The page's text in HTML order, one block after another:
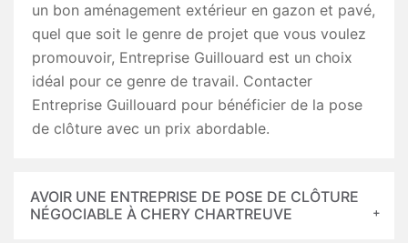
un bon aménagement extérieur en gazon et pavé,
quel que soit le genre de projet que vous voulez
promouvoir, Entreprise Guillouard est un choix
idéal pour ce genre de travail. Contacter
Entreprise Guillouard pour bénéficier de la pose
de clôture avec un prix abordable.
AVOIR UNE ENTREPRISE DE POSE DE CLÔTURE
NÉGOCIABLE À CHERY CHARTREUVE